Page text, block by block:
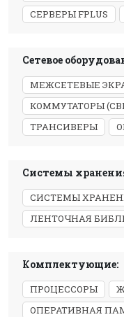
СЕРВЕРЫ FPLUS
Сетевое
МЕЖСЕТЕВЫЕ
КОММУТАТОРЫ
ТРАНСИВЕРЫ
Системы
СИСТЕМЫ
ЛЕНТОЧНАЯ
Комплектующие:
ПРОЦЕССОРЫ
ОПЕРАТИВНАЯ